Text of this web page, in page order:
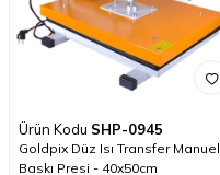
Ürün Kodu SHP-0945
Goldpix Düz Isı Transfer Manuel
Baskı Presi - 40x50cm